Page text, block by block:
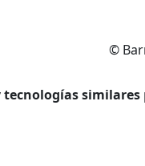
©
tecnologías similares